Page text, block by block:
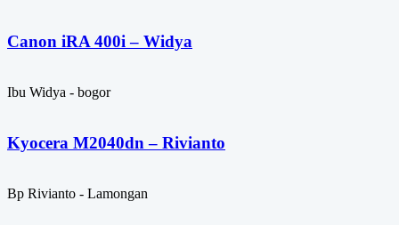
Canon iRA 400i – Widya
Ibu Widya - bogor
Kyocera M2040dn – Rivianto
Bp Rivianto - Lamongan